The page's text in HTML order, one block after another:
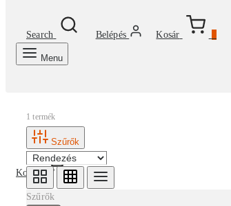
Search Belépés Kosár
Menu
Kosár 0
1 termék
Szűrők
Szűrők